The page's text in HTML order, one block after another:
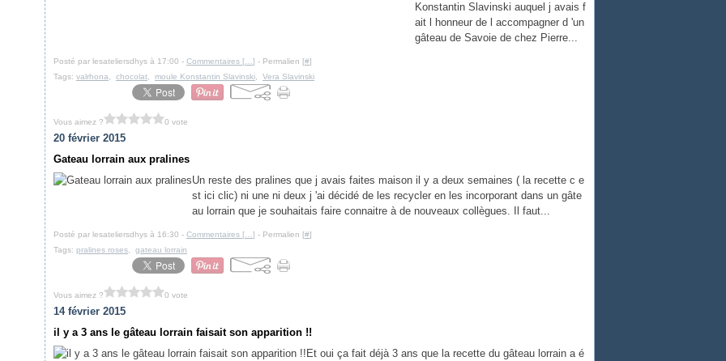
Konstantin Slavinski auquel j avais f
ait l honneur de l accompagner d 'un
gâteau de Savoie de chez Pierre...
Posté par lesateliersdhys à 17:00 - Commentaires [ ] - Permalien [#]
Tags: valrhona chocolat moule Konstantin Slavinski Vera Slavinski
Vous aimez ? 0 vote
20 février 2015
Gateau lorrain aux pralines
Un reste des pralines que j avais faites maison il y a deux semaines ( la recette c e
st ici clic) ni une ni deux j 'ai décidé de les recycler en les incorporant dans un gâte
au lorrain que je souhaitais faire connaitre à de nouveaux collègues. Il faut...
Posté par lesateliersdhys à 16:30 - Commentaires [ ] - Permalien [#]
Tags: pralines roses gateau lorrain
Vous aimez ? 0 vote
14 février 2015
il y a 3 ans le gâteau lorrain faisait son apparition !!
Et oui ça fait déjà 3 ans que la recette du gâteau lorrain a é